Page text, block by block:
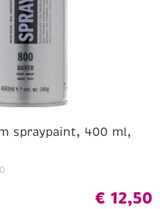
spraypaint, 400 ml,
€ 12,50